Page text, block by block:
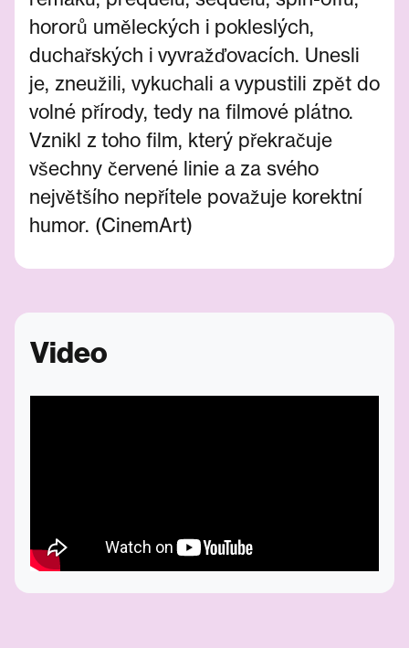
hororů uměleckých i pokleslých,
duchařských i vyvražďovacích. Unesli
je, zneužili, vykuchali a vypustili zpět do
volné přírody, tedy na filmové plátno.
Vznikl z toho film, který překračuje
všechny červené linie a za svého
největšího nepřítele považuje korektní
humor. (CinemArt)
Video